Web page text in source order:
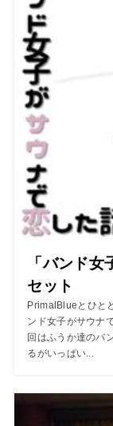
「バンド
セット
PrimalBlueとひと
ンド女子がサウナ
回はふうか達のバ
るがいっぱい...